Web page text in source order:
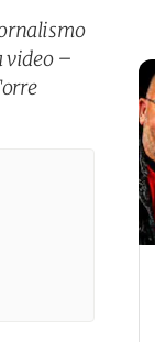
video –